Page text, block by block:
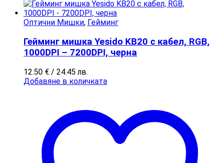
Оптични Мишки, Гейминг
Гейминг мишка Yesido KB20 с кабел, RGB,
1000DPI – 7200DPI, черна
12.50 € / 24.45 лв.
Добавяне в количката